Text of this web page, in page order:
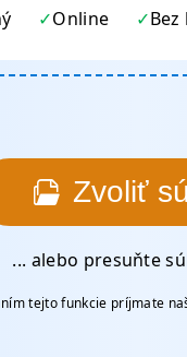
Online
Zvoliť
... alebo presuňte
tejto funkcie príjmate